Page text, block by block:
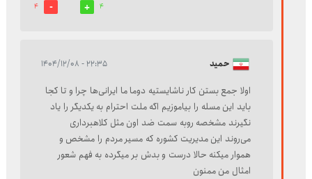
4
4
حمید ۲۲:۳۵ - ۱۴۰۴/۱۲/۰۸
اولا جمع بستن کار ناشایستیه دوما ما ایرانی‌ها چرا و تا کجا
باید این مسله را بیاموزیم اگه ملت احترام به یکدیگر را یاد
نگیرند مشخصه روبه سمت ضد اون مثل کلاهبرداری
می‌روند این مدیریت کشوره که مسیر مردم را مشخص و
هموار میکنه حالا درست و بدش بر میگرده به فهم شعور
امثال من ممنون